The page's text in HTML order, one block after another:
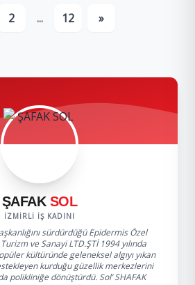
2 ... 12 »
ŞAFAK SOL
İZMIRLI İŞ KADINI
sürdürdüğü Epidermis Özel
ve Sanayi LTD.ŞTİ 1994 yılında
kültüründe geleneksel algıyı yıkan
kurduğu güzellik merkezlerini
polikliniğe dönüştürdü. Sol’ SHAFAK